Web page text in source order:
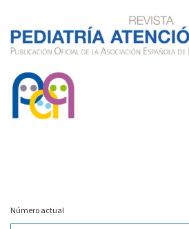
Número actual